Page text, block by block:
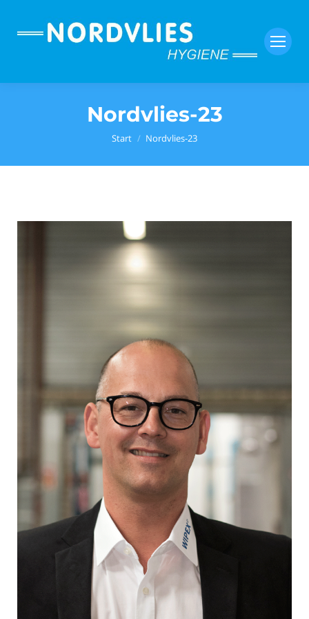
Nordvlies-23
Sie befinden sich hier:Start Nordvlies-23